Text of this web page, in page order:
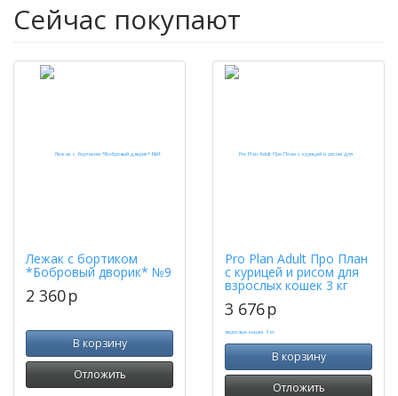
Сейчас покупают
Лежак с бортиком
*Бобровый дворик* №9
2 360p
В корзину
Отложить
Pro Plan Adult Про План
с курицей и рисом для
взрослых кошек 3 кг
3 676p
В корзину
Отложить